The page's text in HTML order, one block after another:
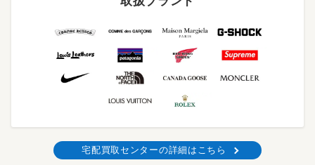
宅配買取センターの詳細はこちら